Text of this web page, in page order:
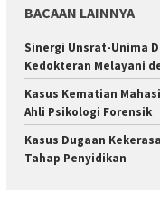
BACAAN LAINNYA
Sinergi Unsrat-Unima
Kedokteran Melayani
Kasus Kematian
Ahli Psikologi Forensik
Kasus Dugaan
Tahap Penyidikan